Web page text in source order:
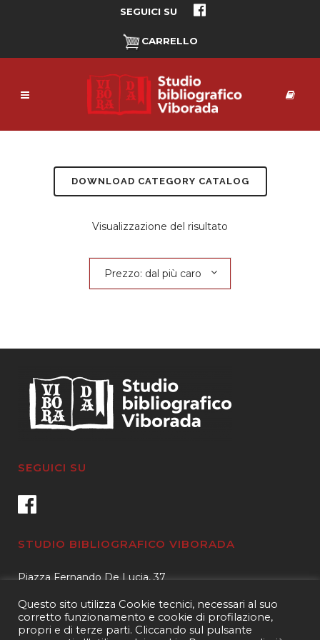
SEGUICI SU
CARRELLO
DOWNLOAD CATEGORY CATALOG
Visualizzazione del risultato
Prezzo: dal più caro
SEGUICI SU
STUDIO BIBLIOGRAFICO VIBORADA
Piazza Fernando De Lucia, 37
Tel.3400596959 – 3404632889
email.info@viborada.it
Questo sito utilizza Cookie tecnici, necessari al suo
corretto funzionamento e cookie di profilazione,
propri e di terze parti. Cliccando sul pulsante